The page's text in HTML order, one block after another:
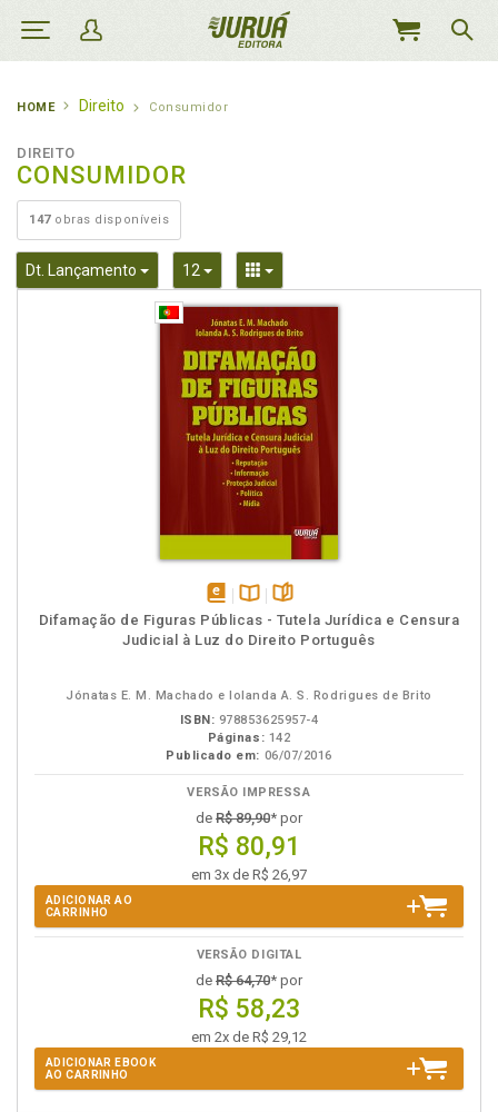
MEU
HOME Direito Consumidor
DIREITO
CONSUMIDOR
147obras disponíveis
Dt. Lançamento Toggle Dropdown
12 Toggle DropdownToggle Dropdown
disponível
em
Disponível
na
páginas
Difamação de Figuras Públicas - Tutela Jurídica e Censura
Judicial à Luz do Direito Português
Jónatas E. M. Machado e Iolanda A. S. Rodrigues de Brito
ISBN: 978853625957-4
Páginas: 142
Publicado em: 06/07/2016
VERSÃO IMPRESSA
de R$ 89,90* por
R$ 80,91
em 3x de R$ 26,97
ADICIONAR AO
CARRINHO
VERSÃO DIGITAL
de R$ 64,70* por
R$ 58,23
em 2x de R$ 29,12
ADICIONAR EBOOK
AO CARRINHO